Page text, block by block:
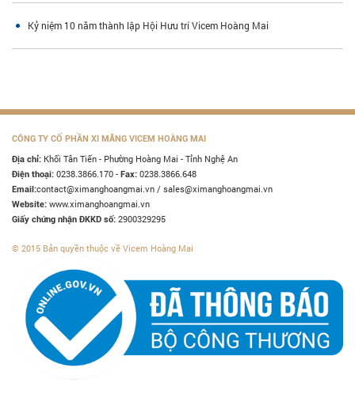
Kỷ niệm 10 năm thành lập Hội Hưu trí Vicem Hoàng Mai
CÔNG TY CỔ PHẦN XI MĂNG VICEM HOÀNG MAI
Địa chỉ: Khối Tân Tiến - Phường Hoàng Mai - Tỉnh Nghệ An
Điện thoại: 0238.3866.170 - Fax: 0238.3866.648
Email:contact@ximanghoangmai.vn / sales@ximanghoangmai.vn
Website: www.ximanghoangmai.vn
Giấy chứng nhận ĐKKD số: 2900329295
© 2015 Bản quyền thuộc về Vicem Hoàng Mai